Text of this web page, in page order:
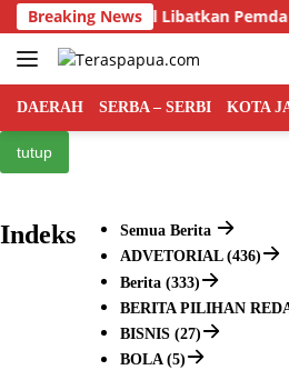
Langsung
ke
konten
Breaking News
Pusat Bakal Libatkan Pemda
DAERAH SERBA – SERBI KOTA
tutup
Indeks
Semua Berita
ADVETORIAL (436)
Berita (333)
BERITA PILIHAN
BISNIS (27)
BOLA (5)